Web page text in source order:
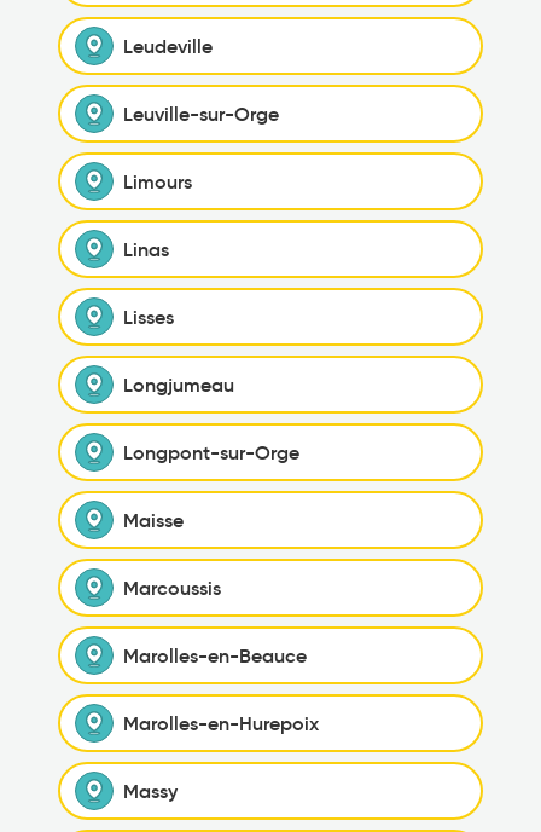
Leudeville
Leuville-sur-Orge
Limours
Linas
Lisses
Longjumeau
Longpont-sur-Orge
Maisse
Marcoussis
Marolles-en-Beauce
Marolles-en-Hurepoix
Massy